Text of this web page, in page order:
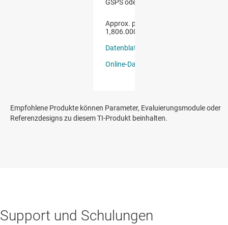
Empfohlene Produkte können Parameter, Evaluierungsmodule oder
Referenzdesigns zu diesem TI-Produkt beinhalten.
Support und Schulungen